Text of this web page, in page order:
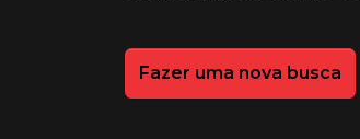
Fazer uma nova busca